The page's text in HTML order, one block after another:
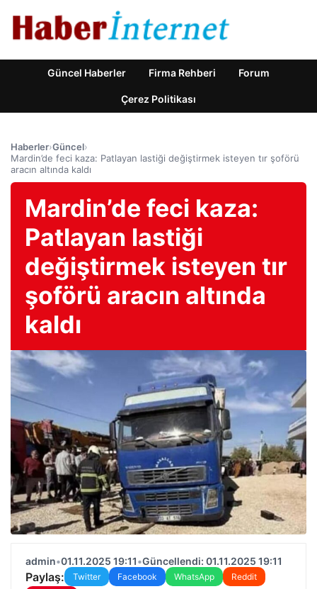
Güncel Haberler Firma Rehberi Forum
Çerez Politikası
Haberler›Güncel›
Mardin’de feci kaza: Patlayan lastiği değiştirmek isteyen tır şoförü
aracın altında kaldı
Mardin’de feci kaza:
Patlayan lastiği
değiştirmek isteyen tır
şoförü aracın altında
kaldı
admin•01.11.2025 19:11•Güncellendi: 01.11.2025 19:11
Paylaş: Twitter Facebook WhatsApp
Reddit